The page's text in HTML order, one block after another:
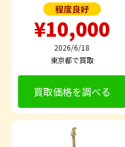
程度良好
¥10,000
2026/6/18
東京都で買取
買取価格を調べる